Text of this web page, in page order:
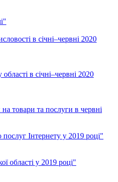
в січні–червні 2020
в січні–червні 2020
товари та послуги в червні
Інтернету у 2019 році"
області у 2019 році"